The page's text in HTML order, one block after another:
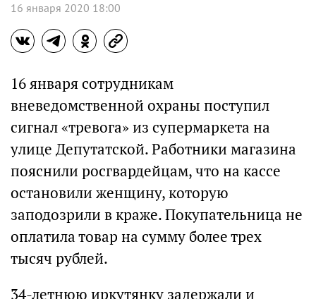
16 января 2020 18:00
16 января сотрудникам
вневедомственной охраны поступил
сигнал «тревога» из супермаркета на
улице Депутатской. Работники магазина
пояснили росгвардейцам, что на кассе
остановили женщину, которую
заподозрили в краже. Покупательница не
оплатила товар на сумму более трех
тысяч рублей.
34-летнюю иркутянку задержали и